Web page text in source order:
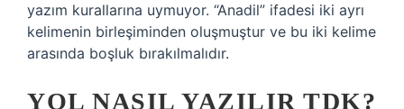
yazım kurallarına uymuyor. “Anadil” ifadesi iki ayrı
kelimenin birleşiminden oluşmuştur ve bu iki kelime
arasında boşluk bırakılmalıdır.
YOL NASIL YAZILIR TDK?